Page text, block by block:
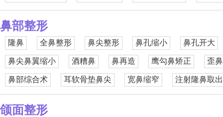
鼻部整形
隆鼻 全鼻整形 鼻尖整形 鼻孔缩小 鼻孔开大
鼻尖鼻翼缩小 酒糟鼻 鼻再造 鹰勾鼻矫正 歪
鼻部综合术 耳软骨垫鼻尖 宽鼻缩窄 注射隆鼻取出
颌面整形